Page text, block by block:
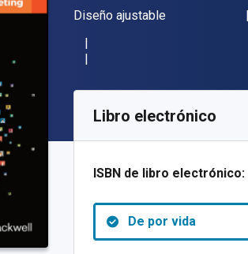
Formato
Diseño ajustable
SKU:
Libro electrónico
ISBN de libro electrónico:
De por vida